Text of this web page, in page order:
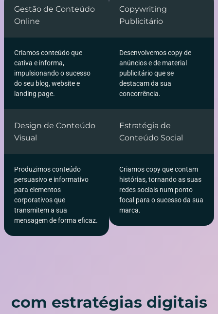
Gestão de Conteúdo
Online
Criamos conteúdo que
cativa e informa,
impulsionando o sucesso
do seu blog, website e
landing page.
Design de Conteúdo
Visual
Produzimos conteúdo
persuasivo e informativo
para elementos
corporativos que
transmitem a sua
mensagem de forma eficaz.
Copywriting
Publicitário
Desenvolvemos copy de
anúncios e de material
publicitário que se
destacam da sua
concorrência.
Estratégia de
Conteúdo Social
Criamos copy que contam
histórias, tornando as suas
redes sociais num ponto
focal para o sucesso da sua
marca.
com estratégias digitais